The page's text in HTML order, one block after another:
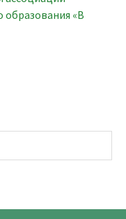
образования «В